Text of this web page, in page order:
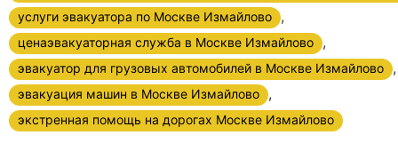
услуги эвакуатора по Москве Измайлово
,
ценаэвакуаторная служба в Москве Измайлово ,
эвакуатор для грузовых автомобилей в Москве Измайлово ,
эвакуация машин в Москве Измайлово ,
экстренная помощь на дорогах Москве Измайлово